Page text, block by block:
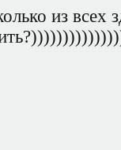
из всех